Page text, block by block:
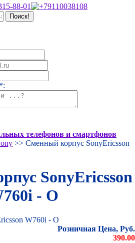
телефонов и смартфонов
>> Сменный корпус SonyEricsson
SonyEricsson
- O
Розничная Цена, Руб.
390.00